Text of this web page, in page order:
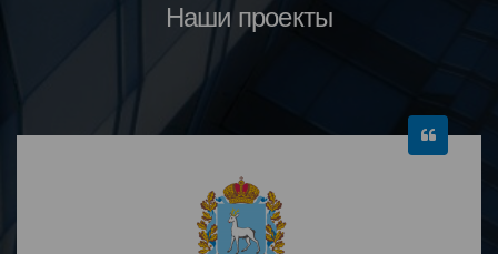
Наши проекты